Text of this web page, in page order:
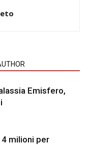
Emisfero,
milioni per